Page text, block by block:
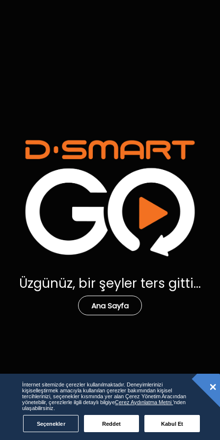
Üzgünüz, bir şeyler ters gitti...
Ana Sayfa
İnternet sitemizde çerezler kullanılmaktadır. Deneyimlerinizi
kişiselleştirmek amacıyla kullanılan çerezler bakımından kişisel
tercihlerinizi, seçenekler kısmında yer alan Çerez Yönetim Aracından
yönetebilir, çerezlerle ilgili detaylı bilgiyeÇerez Aydınlatma Metni’nden
ulaşabilirsiniz.
Seçenekler Reddet Kabul Et